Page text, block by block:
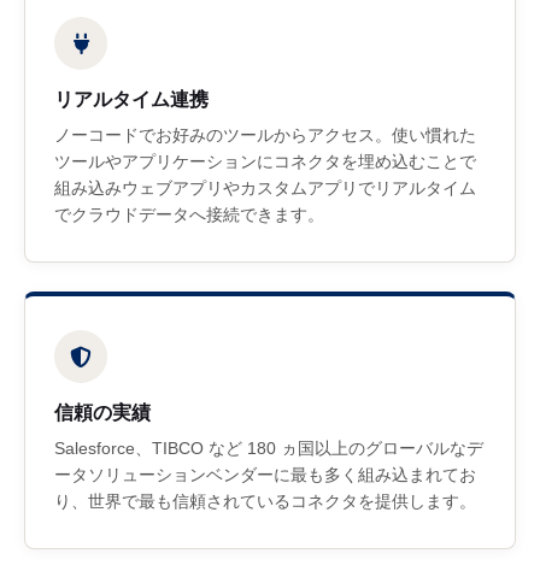
リアルタイム連携
ノーコードでお好みのツールからアクセス。使い慣れた
ツールやアプリケーションにコネクタを埋め込むことで
組み込みウェブアプリやカスタムアプリでリアルタイム
でクラウドデータへ接続できます。
信頼の実績
Salesforce、TIBCO など 180 ヵ国以上のグローバルなデ
ータソリューションベンダーに最も多く組み込まれてお
り、世界で最も信頼されているコネクタを提供します。